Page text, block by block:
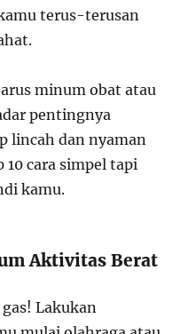
terus-terusan
minum obat atau
pentingnya
lincah dan nyaman
cara simpel tapi
kamu.
Aktivitas Berat
Lakukan